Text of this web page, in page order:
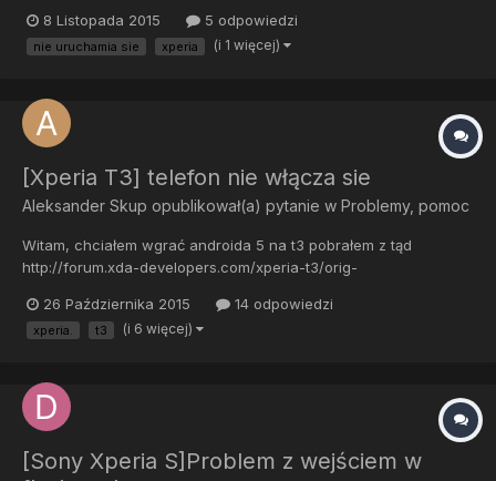
naprawić tylko, że nie wiem jak wgrać te podmienione pliki na
telefon ponieważ nie chce się uruchomić.
8 Listopada 2015 5 odpowiedzi
nie uruchamia sie xperia (i 1 więcej)
[Xperia T3] telefon nie włącza sie
Aleksander Skup opublikował(a) pytanie w Problemy, pomoc
Witam, chciałem wgrać androida 5 na t3 pobrałem z tąd
http://forum.xda-developers.com/xperia-t3/orig-
kolejno wpisywałem komendy w cmd: adb reboot bootloader
fastboot flash boot boot.img fastboot flash system system.img
26 Października 2015 14 odpowiedzi
xperia. t3 (i 6 więcej)
[Sony Xperia S]Problem z wejściem w